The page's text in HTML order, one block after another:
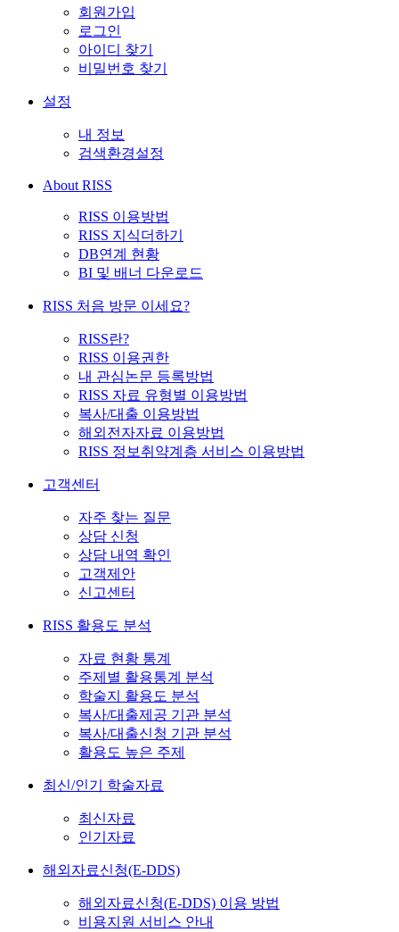
회원가입
로그인
아이디 찾기
비밀번호 찾기
설정
내 정보
검색환경설정
About RISS
RISS 이용방법
RISS 지식더하기
DB연계 현황
BI 및 배너 다운로드
RISS 처음 방문 이세요?
RISS란?
RISS 이용권한
내 관심논문 등록방법
RISS 자료 유형별 이용방법
복사/대출 이용방법
해외전자자료 이용방법
RISS 정보취약계층 서비스 이용방법
고객센터
자주 찾는 질문
상담 신청
상담 내역 확인
고객제안
신고센터
RISS 활용도 분석
자료 현황 통계
주제별 활용통계 분석
학술지 활용도 분석
복사/대출제공 기관 분석
복사/대출신청 기관 분석
활용도 높은 주제
최신/인기 학술자료
최신자료
인기자료
해외자료신청(E-DDS)
해외자료신청(E-DDS) 이용 방법
비용지원 서비스 안내